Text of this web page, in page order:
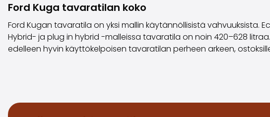
Ford Kuga tavaratilan koko
Ford Kugan tavaratila on yksi mallin käytännöllisistä vahvuuksista.
Hybrid- ja plug in hybrid -malleissa tavaratila on noin 420–628
edelleen hyvin käyttökelpoisen tavaratilan perheen arkeen,